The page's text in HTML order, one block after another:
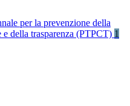
per la prevenzione della
e della trasparenza (PTPCT) 1